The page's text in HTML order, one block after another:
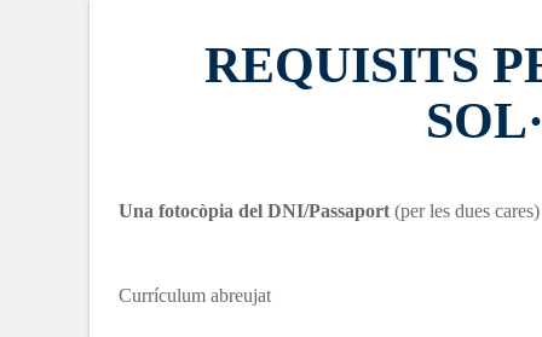
REQUISITS
Una fotocòpia del DNI/Passaport (per les dues
Currículum abreujat